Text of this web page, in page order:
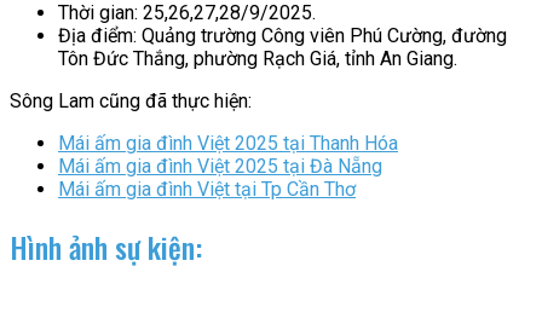
Thời gian: 25,26,27,28/9/2025.
Địa điểm: Quảng trường Công viên Phú Cường, đường
Tôn Đức Thắng, phường Rạch Giá, tỉnh An Giang.
Sông Lam cũng đã thực hiện:
Mái ấm gia đình Việt 2025 tại Thanh Hóa
Mái ấm gia đình Việt 2025 tại Đà Nẵng
Mái ấm gia đình Việt tại Tp Cần Thơ
Hình ảnh sự kiện: